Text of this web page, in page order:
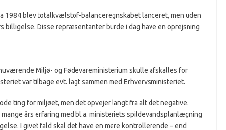
1984 blev totalkvælstof-balanceregnskabet lanceret, men uden
billigelse. Disse repræsentanter burde i dag have en oprejsning
Miljø- og Fødevareministerium skulle afskalles for
var tilbage evt. lagt sammen med Erhvervsministeriet.
ting for miljøet, men det opvejer langt fra alt det negative.
års erfaring med bl.a. ministeriets spildevandsplanlægning
I givet fald skal det have en mere kontrollerende – end